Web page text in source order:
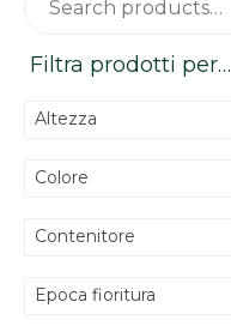
Filtra prodotti per…
Altezza
Colore
Contenitore
Epoca fioritura